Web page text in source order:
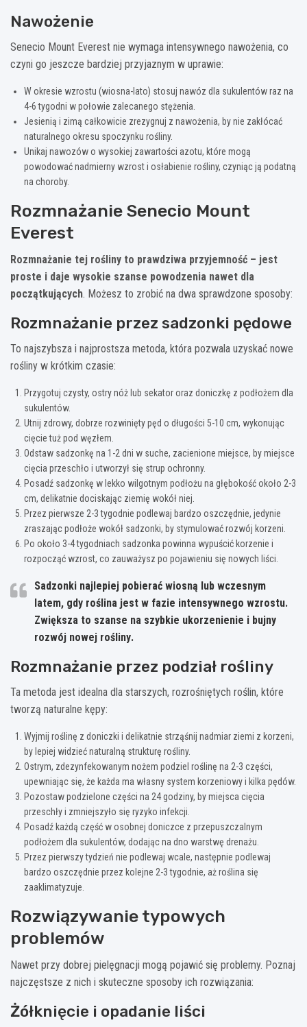
Nawożenie
Senecio Mount Everest nie wymaga intensywnego nawożenia, co
czyni go jeszcze bardziej przyjaznym w uprawie:
W okresie wzrostu (wiosna-lato) stosuj nawóz dla sukulentów raz na
4-6 tygodni w połowie zalecanego stężenia.
Jesienią i zimą całkowicie zrezygnuj z nawożenia, by nie zakłócać
naturalnego okresu spoczynku rośliny.
Unikaj nawozów o wysokiej zawartości azotu, które mogą
powodować nadmierny wzrost i osłabienie rośliny, czyniąc ją podatną
na choroby.
Rozmnażanie Senecio Mount
Everest
Rozmnażanie tej rośliny to prawdziwa przyjemność – jest
proste i daje wysokie szanse powodzenia nawet dla
początkujących. Możesz to zrobić na dwa sprawdzone sposoby:
Rozmnażanie przez sadzonki pędowe
To najszybsza i najprostsza metoda, która pozwala uzyskać nowe
rośliny w krótkim czasie:
Przygotuj czysty, ostry nóż lub sekator oraz doniczkę z podłożem dla
sukulentów.
Utnij zdrowy, dobrze rozwinięty pęd o długości 5-10 cm, wykonując
cięcie tuż pod węzłem.
Odstaw sadzonkę na 1-2 dni w suche, zacienione miejsce, by miejsce
cięcia przeschło i utworzył się strup ochronny.
Posadź sadzonkę w lekko wilgotnym podłożu na głębokość około 2-3
cm, delikatnie dociskając ziemię wokół niej.
Przez pierwsze 2-3 tygodnie podlewaj bardzo oszczędnie, jedynie
zraszając podłoże wokół sadzonki, by stymulować rozwój korzeni.
Po około 3-4 tygodniach sadzonka powinna wypuścić korzenie i
rozpocząć wzrost, co zauważysz po pojawieniu się nowych liści.
Sadzonki najlepiej pobierać wiosną lub wczesnym
latem, gdy roślina jest w fazie intensywnego wzrostu.
Zwiększa to szanse na szybkie ukorzenienie i bujny
rozwój nowej rośliny.
Rozmnażanie przez podział rośliny
Ta metoda jest idealna dla starszych, rozrośniętych roślin, które
tworzą naturalne kępy:
Wyjmij roślinę z doniczki i delikatnie strząśnij nadmiar ziemi z korzeni,
by lepiej widzieć naturalną strukturę rośliny.
Ostrym, zdezynfekowanym nożem podziel roślinę na 2-3 części,
upewniając się, że każda ma własny system korzeniowy i kilka pędów.
Pozostaw podzielone części na 24 godziny, by miejsca cięcia
przeschły i zmniejszyło się ryzyko infekcji.
Posadź każdą część w osobnej doniczce z przepuszczalnym
podłożem dla sukulentów, dodając na dno warstwę drenażu.
Przez pierwszy tydzień nie podlewaj wcale, następnie podlewaj
bardzo oszczędnie przez kolejne 2-3 tygodnie, aż roślina się
zaaklimatyzuje.
Rozwiązywanie typowych
problemów
Nawet przy dobrej pielęgnacji mogą pojawić się problemy. Poznaj
najczęstsze z nich i skuteczne sposoby ich rozwiązania:
Żółknięcie i opadanie liści